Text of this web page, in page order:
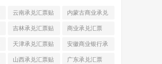
云南承兑汇票贴
现(324)
内蒙古商业承兑
汇票(316)
吉林承兑汇票贴
现(123)
商业承兑汇票
(225)
天津承兑汇票贴
现(242)
安徽商业银行承
兑汇票 (565)
山西承兑汇票贴
广东承兑汇票